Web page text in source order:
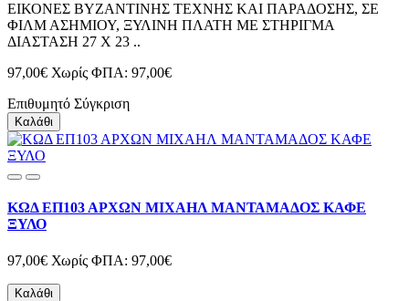
ΕΙΚΟΝΕΣ ΒΥΖΑΝΤΙΝΗΣ ΤΕΧΝΗΣ ΚΑΙ ΠΑΡΑΔΟΣΗΣ, ΣΕ
ΦΙΛΜ ΑΣΗΜΙΟΥ, ΞΥΛΙΝΗ ΠΛΑΤΗ ΜΕ ΣΤΗΡΙΓΜΑ
ΔΙΑΣΤΑΣΗ 27 Χ 23 ..
97,00€ Χωρίς ΦΠΑ: 97,00€
Επιθυμητό Σύγκριση
Καλάθι
ΚΩΔ ΕΠ103 ΑΡΧΩΝ ΜΙΧΑΗΛ ΜΑΝΤΑΜΑΔΟΣ ΚΑΦΕ
ΞΥΛΟ
97,00€ Χωρίς ΦΠΑ: 97,00€
Καλάθι